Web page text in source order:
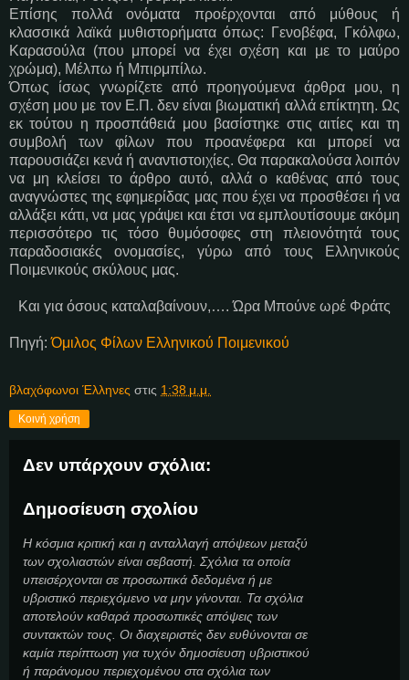
Επίσης πολλά ονόματα προέρχονται από μύθους ή
κλασσικά λαϊκά μυθιστορήματα όπως: Γενοβέφα, Γκόλφω,
Καρασούλα (που μπορεί να έχει σχέση και με το μαύρο
χρώμα), Μέλπω ή Μπιρμπίλω.
Όπως ίσως γνωρίζετε από προηγούμενα άρθρα μου, η
σχέση μου με τον Ε.Π. δεν είναι βιωματική αλλά επίκτητη. Ως
εκ τούτου η προσπάθειά μου βασίστηκε στις αιτίες και τη
συμβολή των φίλων που προανέφερα και μπορεί να
παρουσιάζει κενά ή αναντιστοιχίες. Θα παρακαλούσα λοιπόν
να μη κλείσει το άρθρο αυτό, αλλά ο καθένας από τους
αναγνώστες της εφημερίδας μας που έχει να προσθέσει ή να
αλλάξει κάτι, να μας γράψει και έτσι να εμπλουτίσουμε ακόμη
περισσότερο τις τόσο θυμόσοφες στη πλειονότητά τους
παραδοσιακές ονομασίες, γύρω από τους Ελληνικούς
Ποιμενικούς σκύλους μας.
Και για όσους καταλαβαίνουν,…. Ώρα Μπούνε ωρέ Φράτς
Πηγή:Όμιλος Φίλων Ελληνικού Ποιμενικού
βλαχόφωνοι Έλληνες στις 1:38 μ.μ.
Κοινή χρήση
Δεν υπάρχουν σχόλια:
Δημοσίευση σχολίου
Η κόσμια κριτική και η ανταλλαγή απόψεων μεταξύ
των σχολιαστών είναι σεβαστή. Σχόλια τα οποία
υπεισέρχονται σε προσωπικά δεδομένα ή με
υβριστικό περιεχόμενο να μην γίνονται. Τα σχόλια
αποτελούν καθαρά προσωπικές απόψεις των
συντακτών τους. Οι διαχειριστές δεν ευθύνονται σε
καμία περίπτωση για τυχόν δημοσίευση υβριστικού
ή παράνομου περιεχομένου στα σχόλια των